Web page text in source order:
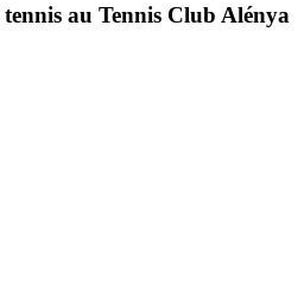
tennis au Tennis Club Alénya